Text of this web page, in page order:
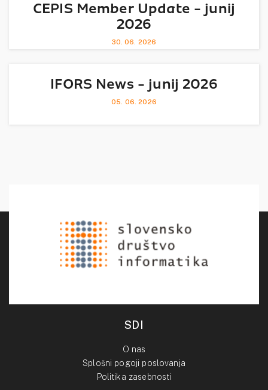
CEPIS Member Update - junij
2026
30. 06. 2026
IFORS News - junij 2026
05. 06. 2026
SDI
O nas
Splošni pogoji poslovanja
Politika zasebnosti